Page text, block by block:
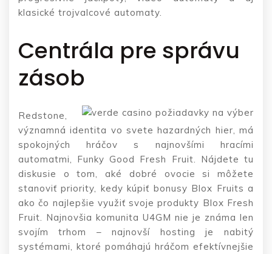
klasické trojvalcové automaty.
Centrála pre správu
zásob
Redstone,
významná identita vo svete hazardných hier, má
spokojných hráčov s najnovšími hracími
automatmi, Funky Good Fresh Fruit. Nájdete tu
diskusie o tom, aké dobré ovocie si môžete
stanoviť priority, kedy kúpiť bonusy Blox Fruits a
ako čo najlepšie využiť svoje produkty Blox Fresh
Fruit. Najnovšia komunita U4GM nie je známa len
svojím trhom – najnovší hosting je nabitý
systémami, ktoré pomáhajú hráčom efektívnejšie